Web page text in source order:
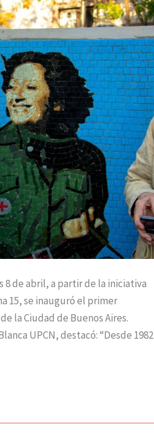
de abril, a partir de la iniciativa
15, se inauguró el primer
la Ciudad de Buenos Aires.
UPCN, destacó: “Desde 1982